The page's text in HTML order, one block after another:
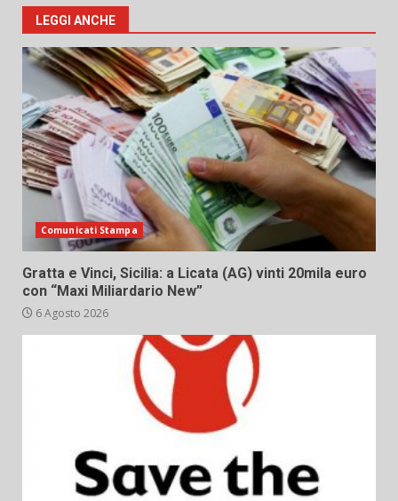
LEGGI ANCHE
Comunicati Stampa
Gratta e Vinci, Sicilia: a Licata (AG) vinti 20mila euro
con “Maxi Miliardario New”
6 Agosto 2026